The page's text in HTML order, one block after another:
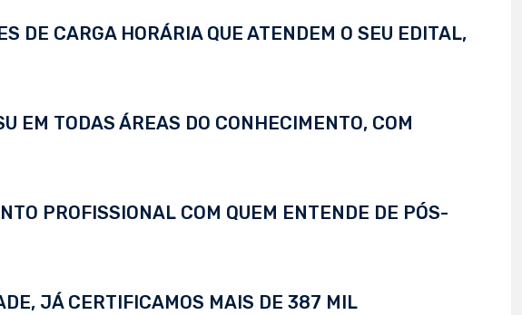
DE CARGA HORÁRIA QUE ATENDEM O SEU EDITAL,
EM TODAS ÁREAS DO CONHECIMENTO, COM
PROFISSIONAL COM QUEM ENTENDE DE PÓS-
JÁ CERTIFICAMOS MAIS DE 387 MIL